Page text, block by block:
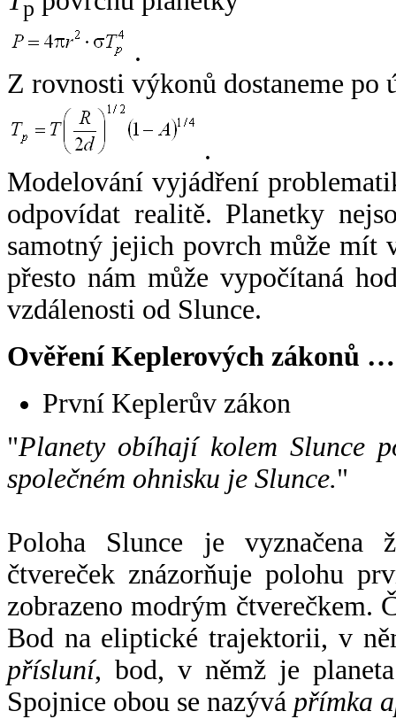
p
.
Z rovnosti výkonů dostaneme po
.
Modelování vyjádření
odpovídat realitě. Planetky
samotný jejich povrch může mít
přesto nám může vypočítaná
vzdálenosti od Slunce.
Ověření Keplerových zákonů …
První Keplerův zákon
"Planety obíhají kolem Slunce
společném ohnisku je Slunce."
Poloha Slunce je vyznačena
čtvereček znázorňuje polohu
zobrazeno modrým čtverečkem.
Bod na eliptické trajektorii, v
přísluní, bod, v němž je
Spojnice obou se nazývá přímka